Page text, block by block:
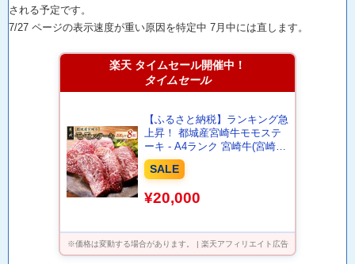
される予定です。
7/27 ページの表示速度が重い原因を特定中 7月中には直します。
楽天 タイムセール開催中！
タイムセール
【ふるさと納税】ランキング急
上昇！ 都城産宮崎牛モモステ
ーキ - A4ランク 宮崎牛(宮崎県
産ブランド牛肉) モモステーキ
(100g×8枚) もも肉 牛肉 国産
真空 お中元 夏ギフト 送料無料
SALE
¥20,000
※価格は変動する場合があります。 | 楽天アフィリエイト広告